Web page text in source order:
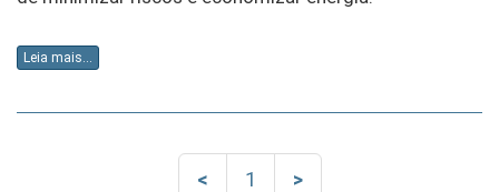
Leia mais...
< 1 >